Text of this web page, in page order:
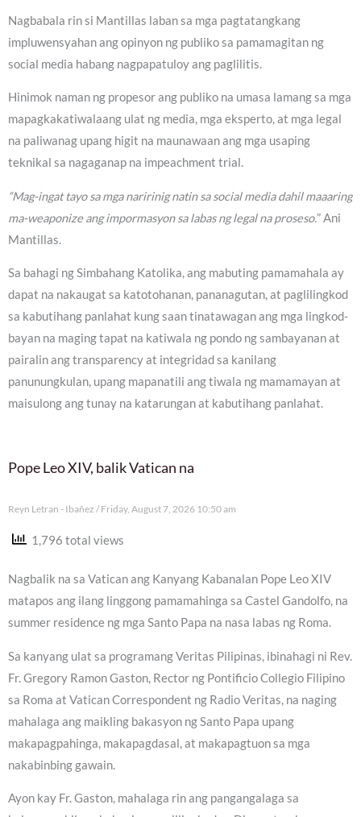
Nagbabala rin si Mantillas laban sa mga pagtatangkang
impluwensyahan ang opinyon ng publiko sa pamamagitan ng
social media habang nagpapatuloy ang paglilitis.
Hinimok naman ng propesor ang publiko na umasa lamang sa mga
mapagkakatiwalaang ulat ng media, mga eksperto, at mga legal
na paliwanag upang higit na maunawaan ang mga usaping
teknikal sa nagaganap na impeachment trial.
“Mag-ingat tayo sa mga naririnig natin sa social media dahil maaaring
ma-weaponize ang impormasyon sa labas ng legal na proseso.” Ani
Mantillas.
Sa bahagi ng Simbahang Katolika, ang mabuting pamamahala ay
dapat na nakaugat sa katotohanan, pananagutan, at paglilingkod
sa kabutihang panlahat kung saan tinatawagan ang mga lingkod-
bayan na maging tapat na katiwala ng pondo ng sambayanan at
pairalin ang transparency at integridad sa kanilang
panunungkulan, upang mapanatili ang tiwala ng mamamayan at
maisulong ang tunay na katarungan at kabutihang panlahat.
Pope Leo XIV, balik Vatican na
Reyn Letran - Ibañez Friday, August 7, 2026 10:50 am
1,796 total views
Nagbalik na sa Vatican ang Kanyang Kabanalan Pope Leo XIV
matapos ang ilang linggong pamamahinga sa Castel Gandolfo, na
summer residence ng mga Santo Papa na nasa labas ng Roma.
Sa kanyang ulat sa programang Veritas Pilipinas, ibinahagi ni Rev.
Fr. Gregory Ramon Gaston, Rector ng Pontificio Collegio Filipino
sa Roma at Vatican Correspondent ng Radio Veritas, na naging
mahalaga ang maikling bakasyon ng Santo Papa upang
makapagpahinga, makapagdasal, at makapagtuon sa mga
nakabinbing gawain.
Ayon kay Fr. Gaston, mahalaga rin ang pangangalaga sa